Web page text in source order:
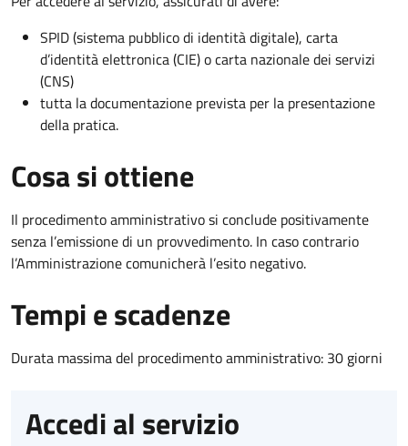
SPID (sistema pubblico di identità digitale), carta
d’identità elettronica (CIE) o carta nazionale dei servizi
(CNS)
tutta la documentazione prevista per la presentazione
della pratica.
Cosa si ottiene
Il procedimento amministrativo si conclude positivamente
senza l’emissione di un provvedimento. In caso contrario
l’Amministrazione comunicherà l’esito negativo.
Tempi e scadenze
Durata massima del procedimento amministrativo: 30 giorni
Accedi al servizio